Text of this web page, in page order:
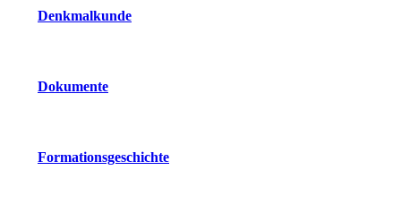
Denkmalkunde
Dokumente
Formationsgeschichte